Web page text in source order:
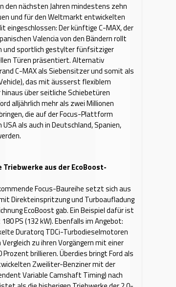
den nächsten Jahren mindestens zehn
und für den Weltmarkt entwickelten
Der künftige C-MAX, der
Valencia von den Bändern rollt
und sportlich gestylter fünfsitziger
Türen präsentiert. Alternativ
C-MAX als Siebensitzer und somit als
das mit äusserst flexiblem
über seitliche Schiebetüren
alljährlich mehr als zwei Millionen
die auf der Focus-Plattform
als auch in Deutschland, Spanien,
aus der EcoBoost-
Focus-Baureihe setzt sich aus
Direkteinspritzung und Turboaufladung
EcoBoost gab. Ein Beispiel dafür ist
PS (132 kW). Ebenfalls im Angebot:
Duratorq TDCi-Turbodieselmotoren
zu ihren Vorgängern mit einer
brillieren. Überdies bringt Ford als
Zweiliter-Benziner mit der
Variable Camshaft Timing) nach